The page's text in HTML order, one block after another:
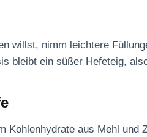
willst, nimm leichtere
bleibt ein süßer Hefeteig,
Kohlenhydrate aus Mehl